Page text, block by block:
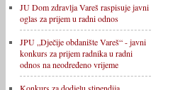
JU Dom zdravlja Vareš raspisuje javni
oglas za prijem u radni odnos
JPU „Dječije obdanište Vareš“ - javni
konkurs za prijem radnika u radni
odnos na neodređeno vrijeme